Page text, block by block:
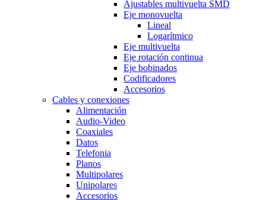
Ajustables multivuelta SMD
Eje monovuelta
Lineal
Logarítmico
Eje multivuelta
Eje rotación continua
Eje bobinados
Codificadores
Accesorios
Cables y conexiones
Alimentación
Audio-Video
Coaxiales
Datos
Telefonia
Planos
Multipolares
Unipolares
Accesorios